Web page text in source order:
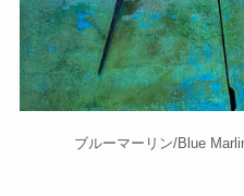
ブルーマーリン/Blue